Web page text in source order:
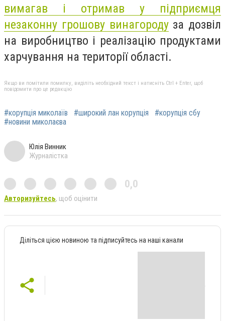
вимагав і отримав у підприємця
незаконну грошову винагородуза дозвіл
на виробництво і реалізацію продуктами
харчування на території області.
Якщо ви помітили помилку, виділіть необхідний текст і натисніть Ctrl + Enter, щоб
повідомити про це редакцію
#корупція миколаїв #широкий лан корупція
#корупція сбу
#новини миколаєва
Юлія Винник
Журналістка
0,0
Авторизуйтесь, щоб оцінити
Діліться цією новиною та підписуйтесь на наші канали